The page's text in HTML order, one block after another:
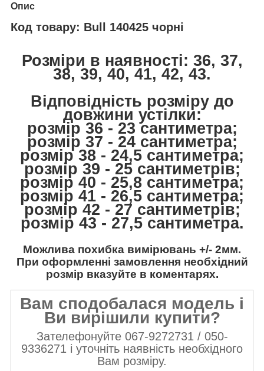
Опис
Код товару: Bull 140425 чорні
Розміри в наявності: 36, 37,
38, 39, 40, 41, 42, 43.
Відповідність розміру до
довжини устілки:
розмір 36 - 23 сантиметра;
розмір 37 - 24 сантиметра;
розмір 38 - 24,5 сантиметра;
розмір 39 - 25 сантиметрів;
розмір 40 - 25,8 сантиметра;
розмір 41 - 26,5 сантиметра;
розмір 42 - 27 сантиметрів;
розмір 43 - 27,5 сантиметра.
Можлива похибка вимірювань +/- 2мм.
При оформленні замовлення необхідний
розмір вказуйте в коментарях.
Вам сподобалася модель і
Ви вирішили купити?
Зателефонуйте 067-9272731 / 050-
9336271 і уточніть наявність необхідного
Вам розміру.